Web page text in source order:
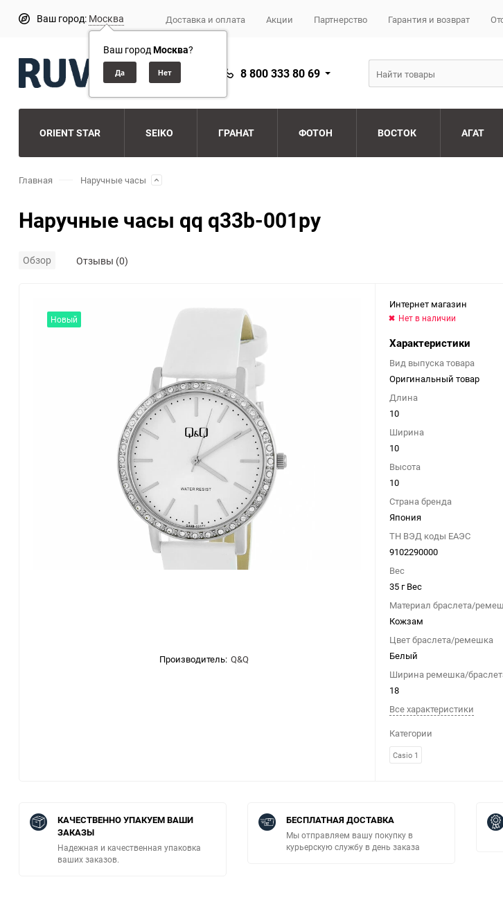
Ваш город: Москва
Ваш городМосква?
Доставка и оплата Акции Партнерство Гарантия и возврат
8 800 333 80 69
ORIENT STAR SEIKO ГРАНАТ ФОТОН ВОСТОК АГАТ
Главная Наручные часы
Наручные часы qq q33b-001py
Обзор Отзывы (0)
Новый
Производитель: Q&Q
Интернет магазин
Нет в наличии
Характеристики
Вид выпуска товара
Оригинальный товар
Длина
10
Ширина
10
Высота
10
Страна бренда
Япония
ТН ВЭД коды ЕАЭС
9102290000
Вес
35 г Вес
Материал браслета/
Кожзам
Цвет браслета/ремешка
Белый
Ширина ремешка/
18
Все характеристики
Категории
Casio 1
КАЧЕСТВЕННО УПАКУЕМ ВАШИ
ЗАКАЗЫ
Надежная и качественная упаковка
ваших заказов.
БЕСПЛАТНАЯ ДОСТАВКА
Мы отправляем вашу покупку в
курьерскую службу в день заказа